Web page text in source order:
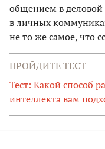
общением в деловой
в личных
не то же самое, что
ПРОЙДИТЕ ТЕСТ
Тест: Какой способ
интеллекта вам